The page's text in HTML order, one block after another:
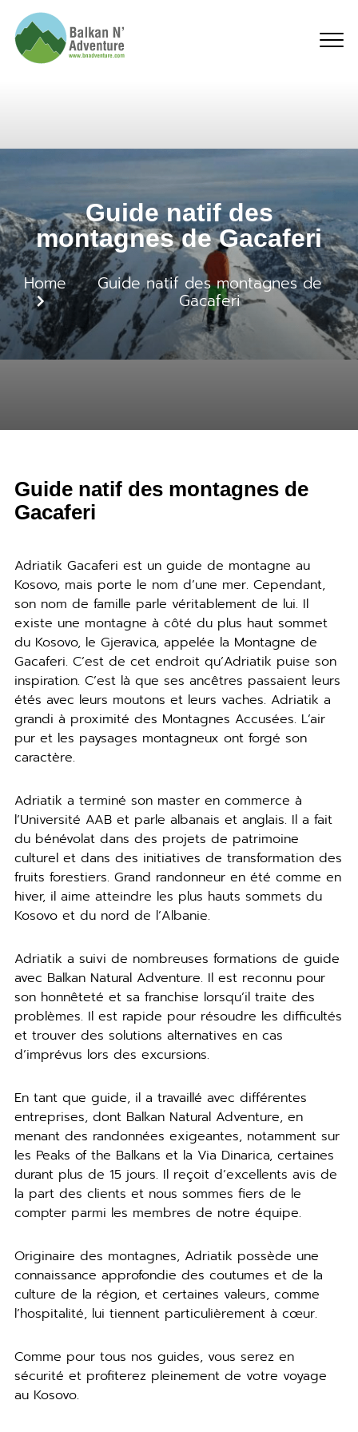
Guide natif des
montagnes de Gacaferi
Home Guide natif des montagnes de
Gacaferi
Guide natif des montagnes de
Gacaferi
Adriatik Gacaferi est un guide de montagne au
Kosovo, mais porte le nom d’une mer. Cependant,
son nom de famille parle véritablement de lui. Il
existe une montagne à côté du plus haut sommet
du Kosovo, le Gjeravica, appelée la Montagne de
Gacaferi. C’est de cet endroit qu’Adriatik puise son
inspiration. C’est là que ses ancêtres passaient leurs
étés avec leurs moutons et leurs vaches. Adriatik a
grandi à proximité des Montagnes Accusées. L’air
pur et les paysages montagneux ont forgé son
caractère.
Adriatik a terminé son master en commerce à
l’Université AAB et parle albanais et anglais. Il a fait
du bénévolat dans des projets de patrimoine
culturel et dans des initiatives de transformation des
fruits forestiers. Grand randonneur en été comme en
hiver, il aime atteindre les plus hauts sommets du
Kosovo et du nord de l’Albanie.
Adriatik a suivi de nombreuses formations de guide
avec Balkan Natural Adventure. Il est reconnu pour
son honnêteté et sa franchise lorsqu’il traite des
problèmes. Il est rapide pour résoudre les difficultés
et trouver des solutions alternatives en cas
d’imprévus lors des excursions.
En tant que guide, il a travaillé avec différentes
entreprises, dont Balkan Natural Adventure, en
menant des randonnées exigeantes, notamment sur
les Peaks of the Balkans et la Via Dinarica, certaines
durant plus de 15 jours. Il reçoit d’excellents avis de
la part des clients et nous sommes fiers de le
compter parmi les membres de notre équipe.
Originaire des montagnes, Adriatik possède une
connaissance approfondie des coutumes et de la
culture de la région, et certaines valeurs, comme
l’hospitalité, lui tiennent particulièrement à cœur.
Comme pour tous nos guides, vous serez en
sécurité et profiterez pleinement de votre voyage
au Kosovo.